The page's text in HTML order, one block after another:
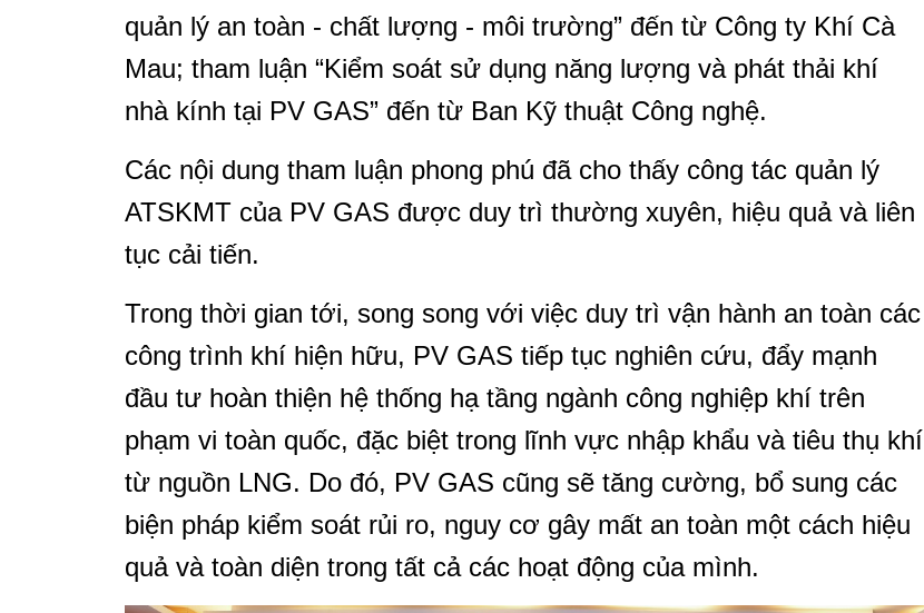
quản lý an toàn - chất lượng - môi trường” đến từ Công ty Khí Cà
Mau; tham luận “Kiểm soát sử dụng năng lượng và phát thải khí
nhà kính tại PV GAS” đến từ Ban Kỹ thuật Công nghệ.
Các nội dung tham luận phong phú đã cho thấy công tác quản lý
ATSKMT của PV GAS được duy trì thường xuyên, hiệu quả và liên
tục cải tiến.
Trong thời gian tới, song song với việc duy trì vận hành an toàn các
công trình khí hiện hữu, PV GAS tiếp tục nghiên cứu, đẩy mạnh
đầu tư hoàn thiện hệ thống hạ tầng ngành công nghiệp khí trên
phạm vi toàn quốc, đặc biệt trong lĩnh vực nhập khẩu và tiêu thụ khí
từ nguồn LNG. Do đó, PV GAS cũng sẽ tăng cường, bổ sung các
biện pháp kiểm soát rủi ro, nguy cơ gây mất an toàn một cách hiệu
quả và toàn diện trong tất cả các hoạt động của mình.